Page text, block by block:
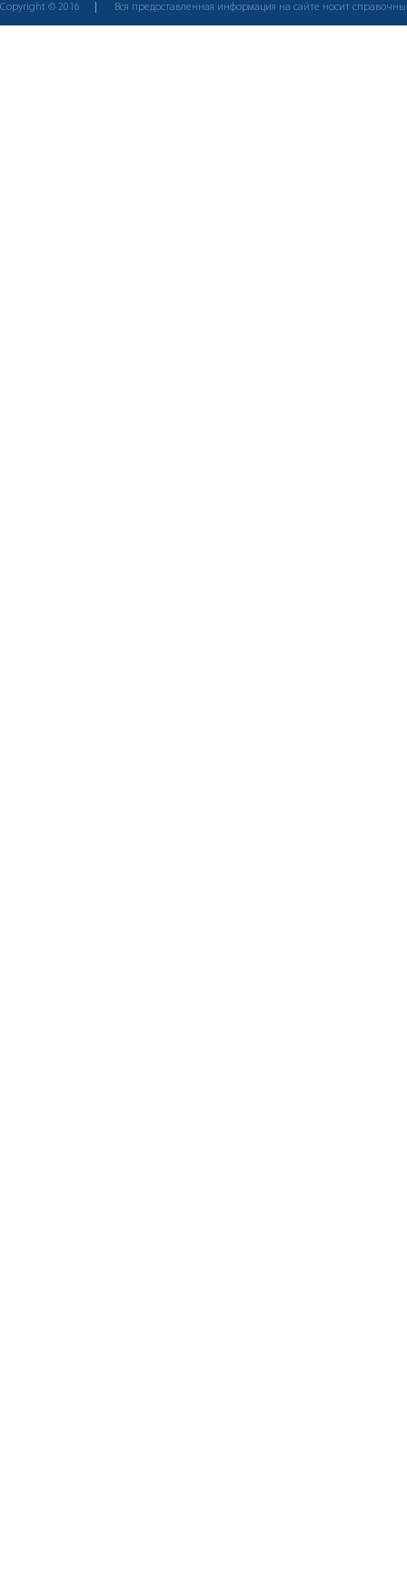
Copyright © 2016 Вся предоставленная информация на сайте носит